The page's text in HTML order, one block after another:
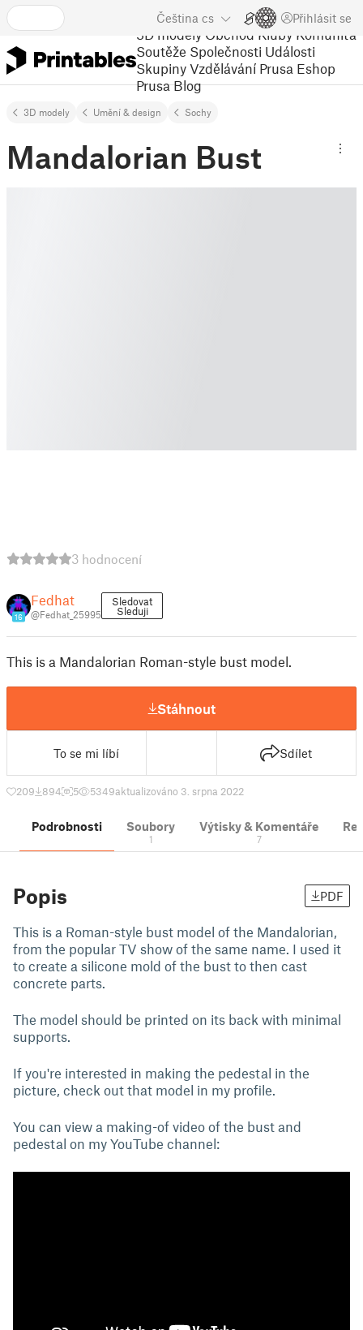
Čeština cs Přihlásit se
3D modely Obchod Kluby Komunita
Soutěže Společnosti Události
Skupiny Vzdělávání Prusa Eshop
Prusa Blog
3D modely Umění & design Sochy
Mandalorian Bust
3 hodnocení
16
Fedhat
@Fedhat_25995
Sledovat
Sleduji
This is a Mandalorian Roman-style bust model.
Stáhnout
To se mi líbí Sdílet
209 894 5 5349aktualizováno 3. srpna 2022
Podrobnosti Soubory
1
Výtisky & Komentáře
7
Popis PDF
This is a Roman-style bust model of the Mandalorian,
from the popular TV show of the same name. I used it
to create a silicone mold of the bust to then cast
concrete parts.
The model should be printed on its back with minimal
supports.
If you're interested in making the pedestal in the
picture, check out that model in my profile.
You can view a making-of video of the bust and
pedestal on my YouTube channel: